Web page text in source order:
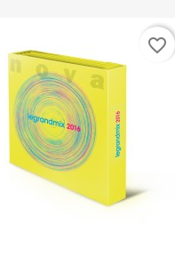
favorite_border